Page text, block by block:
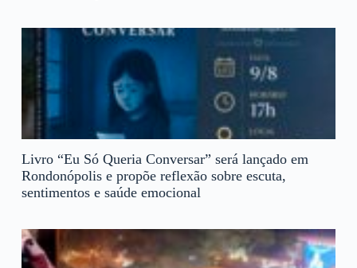
Livro “Eu Só Queria Conversar” será lançado em
Rondonópolis e propõe reflexão sobre escuta,
sentimentos e saúde emocional